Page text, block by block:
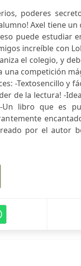
poderes
Axel tiene
puede estudiar
increíble con
el colegio, y
competición
-Textosencillo y
de la lectura! -
Un libro que es
por el autor